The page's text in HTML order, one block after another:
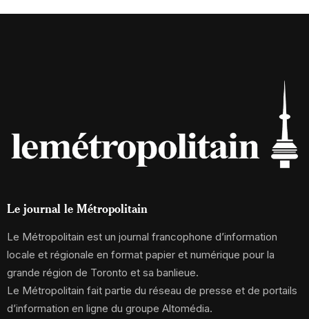
Le journal le Métropolitain
Le Métropolitain est un journal francophone d’information
locale et régionale en format papier et numérique pour la
grande région de Toronto et sa banlieue.
Le Métropolitain fait partie du réseau de presse et de portails
d’information en ligne du groupe Altomédia.